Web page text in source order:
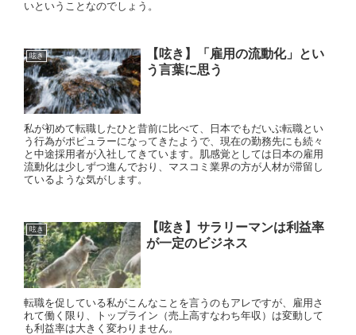
いということなのでしょう。
呟き
【呟き】「雇用の流動化」とい
う言葉に思う
私が初めて転職したひと昔前に比べて、日本でもだいぶ転職とい
う行為がポピュラーになってきたようで、現在の勤務先にも続々
と中途採用者が入社してきています。肌感覚としては日本の雇用
流動化は少しずつ進んでおり、マスコミ業界の方が人材が滞留し
ているような気がします。
呟き
【呟き】サラリーマンは利益率
が一定のビジネス
転職を促している私がこんなことを言うのもアレですが、雇用さ
れて働く限り、トップライン（売上高すなわち年収）は変動して
も利益率は大きく変わりません。